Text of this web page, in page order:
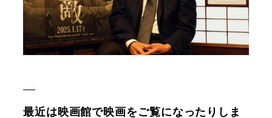
最近は映画館で映画をご覧になったりしま